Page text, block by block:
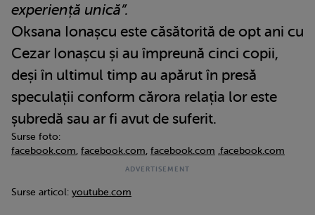
experiență unică”.
Oksana Ionașcu este căsătorită de opt ani cu
Cezar Ionașcu și au împreună cinci copii,
deși în ultimul timp au apărut în presă
speculații conform cărora relația lor este
șubredă sau ar fi avut de suferit.
Surse foto:
facebook.com facebook.com facebook.com .facebook.com
Surse articol: youtube.com